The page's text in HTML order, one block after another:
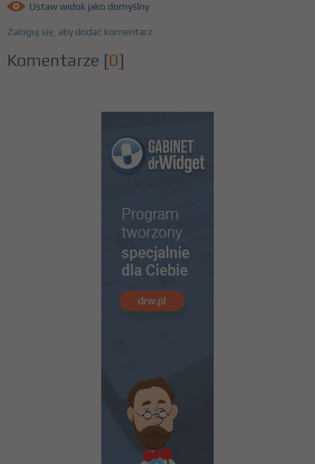
Ustaw widok jako domyślny
Zaloguj się, aby dodać komentarz
Komentarze [0]